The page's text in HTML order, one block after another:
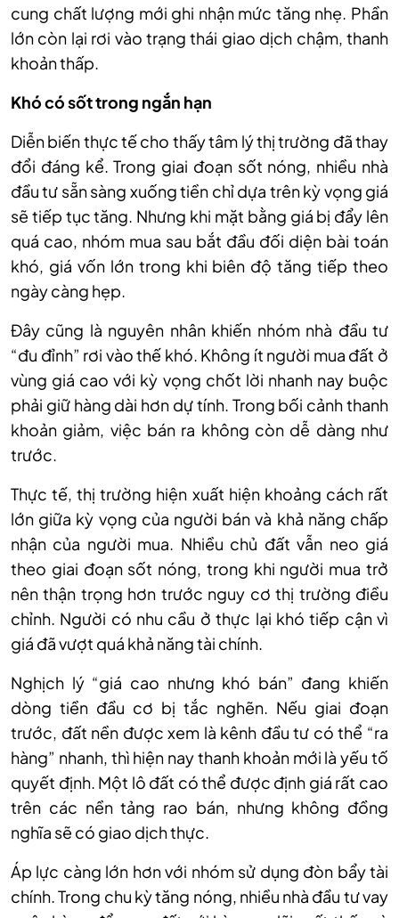
cung chất lượng mới ghi nhận mức tăng nhẹ. Phần
lớn còn lại rơi vào trạng thái giao dịch chậm, thanh
khoản thấp.
Khó có sốt trong ngắn hạn
Diễn biến thực tế cho thấy tâm lý thị trường đã thay
đổi đáng kể. Trong giai đoạn sốt nóng, nhiều nhà
đầu tư sẵn sàng xuống tiền chỉ dựa trên kỳ vọng giá
sẽ tiếp tục tăng. Nhưng khi mặt bằng giá bị đẩy lên
quá cao, nhóm mua sau bắt đầu đối diện bài toán
khó, giá vốn lớn trong khi biên độ tăng tiếp theo
ngày càng hẹp.
Đây cũng là nguyên nhân khiến nhóm nhà đầu tư
“đu đỉnh” rơi vào thế khó. Không ít người mua đất ở
vùng giá cao với kỳ vọng chốt lời nhanh nay buộc
phải giữ hàng dài hơn dự tính. Trong bối cảnh thanh
khoản giảm, việc bán ra không còn dễ dàng như
trước.
Thực tế, thị trường hiện xuất hiện khoảng cách rất
lớn giữa kỳ vọng của người bán và khả năng chấp
nhận của người mua. Nhiều chủ đất vẫn neo giá
theo giai đoạn sốt nóng, trong khi người mua trở
nên thận trọng hơn trước nguy cơ thị trường điều
chỉnh. Người có nhu cầu ở thực lại khó tiếp cận vì
giá đã vượt quá khả năng tài chính.
Nghịch lý “giá cao nhưng khó bán” đang khiến
dòng tiền đầu cơ bị tắc nghẽn. Nếu giai đoạn
trước, đất nền được xem là kênh đầu tư có thể “ra
hàng” nhanh, thì hiện nay thanh khoản mới là yếu tố
quyết định. Một lô đất có thể được định giá rất cao
trên các nền tảng rao bán, nhưng không đồng
nghĩa sẽ có giao dịch thực.
Áp lực càng lớn hơn với nhóm sử dụng đòn bẩy tài
chính. Trong chu kỳ tăng nóng, nhiều nhà đầu tư vay